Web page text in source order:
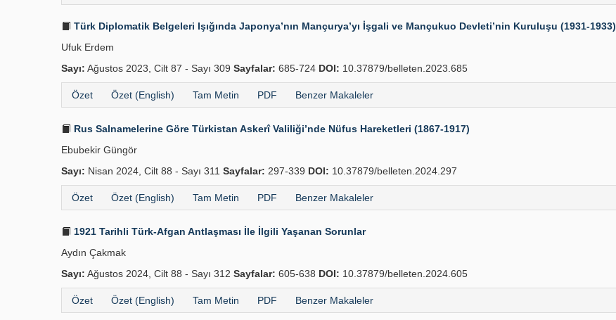
Türk Diplomatik Belgeleri Işığında Japonya’nın Mançurya’yı İşgali ve Mançukuo Devleti’nin Kuruluşu (1931-1933)
Ufuk Erdem
Sayı: Ağustos 2023, Cilt 87 - Sayı 309 Sayfalar: 685-724 DOI: 10.37879/belleten.2023.685
Özet Özet (English) Tam Metin PDF Benzer Makaleler
Rus Salnamelerine Göre Türkistan Askerî Valiliği’nde Nüfus Hareketleri (1867-1917)
Ebubekir Güngör
Sayı: Nisan 2024, Cilt 88 - Sayı 311 Sayfalar: 297-339 DOI: 10.37879/belleten.2024.297
Özet Özet (English) Tam Metin PDF Benzer Makaleler
1921 Tarihli Türk-Afgan Antlaşması İle İlgili Yaşanan Sorunlar
Aydın Çakmak
Sayı: Ağustos 2024, Cilt 88 - Sayı 312 Sayfalar: 605-638 DOI: 10.37879/belleten.2024.605
Özet Özet (English) Tam Metin PDF Benzer Makaleler